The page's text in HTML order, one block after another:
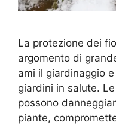
La protezione dei
argomento di
ami il giardinaggio
giardini in salute.
possono
piante,